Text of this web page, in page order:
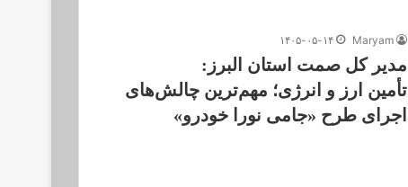
Maryam ۱۴۰۵-۰۵-۱۴
مدیر کل صمت استان البرز:
تأمین ارز و انرژی؛ مهم‌ترین چالش‌های
اجرای طرح «جامی نورا خودرو»